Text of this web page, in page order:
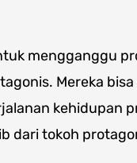
mengganggu
Mereka
kehidupan
dari tokoh